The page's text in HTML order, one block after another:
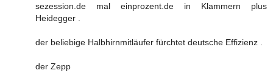
sezession.de mal einprozent.de in Klammern plus
Heidegger .
der beliebige Halbhirnmitläufer fürchtet deutsche Effizienz .
der Zepp